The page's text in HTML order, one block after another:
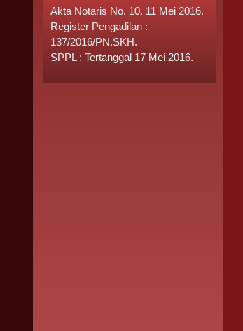
Akta Notaris No. 10. 11 Mei 2016.
Register Pengadilan :
137/2016/PN.SKH.
SPPL : Tertanggal 17 Mei 2016.